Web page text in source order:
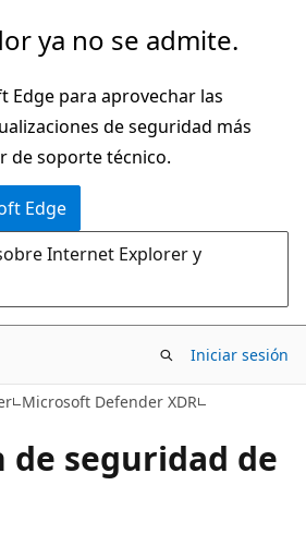
ya no se admite.
Edge para aprovechar las
de seguridad más
de soporte técnico.
Edge
Internet Explorer y
Iniciar sesión
Microsoft Defender XDR
de seguridad de